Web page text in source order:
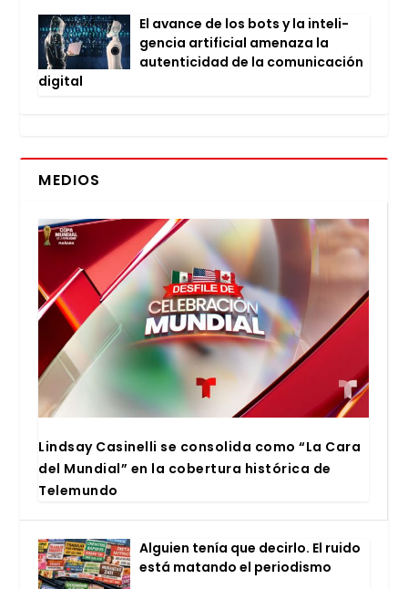
El avan­ce de los bots y la inte­li­
gen­cia arti­fi­cial ame­na­za la
auten­ti­ci­dad de la comu­ni­ca­ción
digi­tal
MEDIOS
Lind­say Casi­ne­lli se con­so­li­da como “La Cara
del Mun­dial” en la cober­tu­ra his­tó­ri­ca de
Tele­mun­do
Alguien tenía que decir­lo. El rui­do
está matan­do el perio­dis­mo